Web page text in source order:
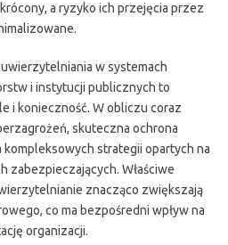
a ryzyko ich przejęcia przez
w systemach
i instytucji publicznych to
i konieczność. W obliczu coraz
skuteczna ochrona
kompleksowych strategii opartych na
zabezpieczających. Właściwe
znacząco zwiększają
co ma bezpośredni wpływ na
organizacji.